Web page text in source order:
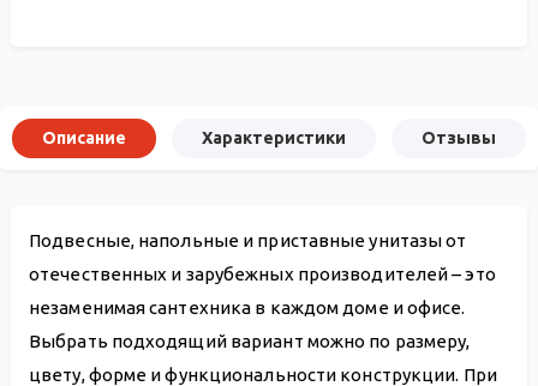
Описание Характеристики Отзывы
Подвесные, напольные и приставные унитазы от
отечественных и зарубежных производителей – это
незаменимая сантехника в каждом доме и офисе.
Выбрать подходящий вариант можно по размеру,
цвету, форме и функциональности конструкции. При